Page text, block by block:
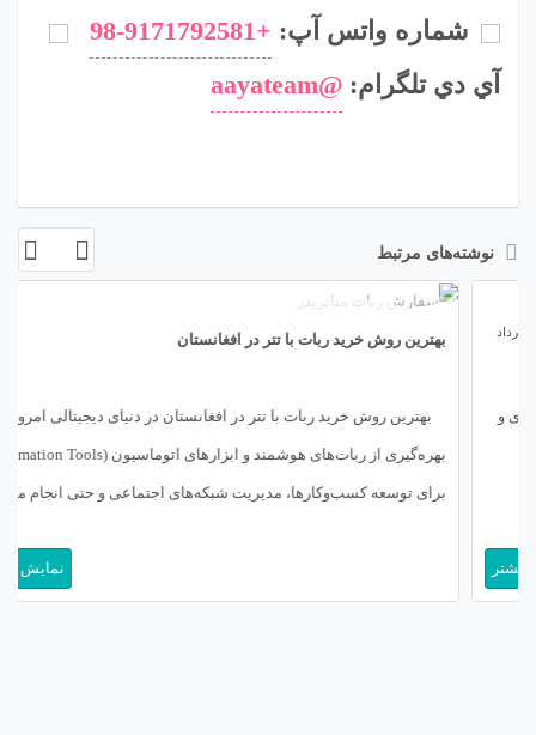
شماره واتس آپ: +98-9171792581
آي دي تلگرام: @aayateam
نوشته‌های مرتبط
بهترین روش خرید ربات با تتر در افغانستان
بهترین روش خرید ربات با تتر در افغانستان در دنیای دیجیتالی امروز،
بهره‌گیری از ربات‌های هوشمند و ابزارهای اتوماسیون (Automation Tools)
برای توسعه کسب‌وکارها، مدیریت شبکه‌های اجتماعی و حتی انجام معاملات
به حوزه تکنولوژی در افغانستان (Afghanistan) برای دستیابی به این […] نمایش بیشتر